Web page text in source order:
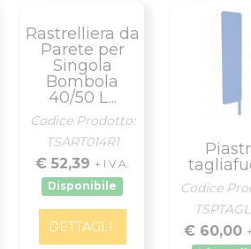
Rastrelliera da
Parete per
Singola
Bombola
40/50 L...
Codice Prodotto:
TSART014R1
€ 52,39 + I.V.A.
Disponibile
DETTAGLI
Codice
€ 60,00